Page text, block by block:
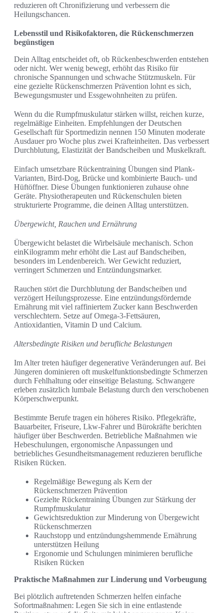
reduzieren oft Chronifizierung und verbessern die
Heilungschancen.
Lebensstil und Risikofaktoren, die Rückenschmerzen
begünstigen
Dein Alltag entscheidet oft, ob Rückenbeschwerden entstehen
oder nicht. Wer wenig bewegt, erhöht das Risiko für
chronische Spannungen und schwache Stützmuskeln. Für
eine gezielte Rückenschmerzen Prävention lohnt es sich,
Bewegungsmuster und Essgewohnheiten zu prüfen.
Wenn du die Rumpfmuskulatur stärken willst, reichen kurze,
regelmäßige Einheiten. Empfehlungen der Deutschen
Gesellschaft für Sportmedizin nennen 150 Minuten moderate
Ausdauer pro Woche plus zwei Krafteinheiten. Das verbessert
Durchblutung, Elastizität der Bandscheiben und Muskelkraft.
Einfach umsetzbare Rückentraining Übungen sind Plank-
Varianten, Bird-Dog, Brücke und kombinierte Bauch- und
Hüftöffner. Diese Übungen funktionieren zuhause ohne
Geräte. Physiotherapeuten und Rückenschulen bieten
strukturierte Programme, die deinen Alltag unterstützen.
Übergewicht, Rauchen und Ernährung
Übergewicht belastet die Wirbelsäule mechanisch. Schon
einKilogramm mehr erhöht die Last auf Bandscheiben,
besonders im Lendenbereich. Wer Gewicht reduziert,
verringert Schmerzen und Entzündungsmarker.
Rauchen stört die Durchblutung der Bandscheiben und
verzögert Heilungsprozesse. Eine entzündungsfördernde
Ernährung mit viel raffiniertem Zucker kann Beschwerden
verschlechtern. Setze auf Omega-3-Fettsäuren,
Antioxidantien, Vitamin D und Calcium.
Altersbedingte Risiken und berufliche Belastungen
Im Alter treten häufiger degenerative Veränderungen auf. Bei
Jüngeren dominieren oft muskelfunktionsbedingte Schmerzen
durch Fehlhaltung oder einseitige Belastung. Schwangere
erleben zusätzlich lumbale Belastung durch den verschobenen
Körperschwerpunkt.
Bestimmte Berufe tragen ein höheres Risiko. Pflegekräfte,
Bauarbeiter, Friseure, Lkw-Fahrer und Bürokräfte berichten
häufiger über Beschwerden. Betriebliche Maßnahmen wie
Hebeschulungen, ergonomische Anpassungen und
betriebliches Gesundheitsmanagement reduzieren berufliche
Risiken Rücken.
Regelmäßige Bewegung als Kern der
Rückenschmerzen Prävention
Gezielte Rückentraining Übungen zur Stärkung der
Rumpfmuskulatur
Gewichtsreduktion zur Minderung von Übergewicht
Rückenschmerzen
Rauchstopp und entzündungshemmende Ernährung
unterstützen Heilung
Ergonomie und Schulungen minimieren berufliche
Risiken Rücken
Praktische Maßnahmen zur Linderung und Vorbeugung
Bei plötzlich auftretenden Schmerzen helfen einfache
Sofortmaßnahmen: Legen Sie sich in eine entlastende